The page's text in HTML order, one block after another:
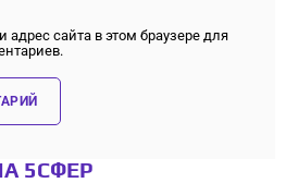
адрес сайта в этом браузере для
5СФЕР